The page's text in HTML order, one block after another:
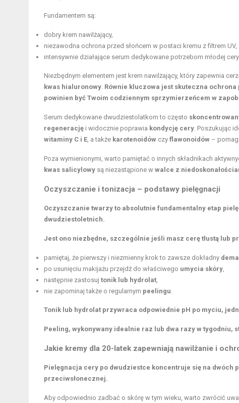
Fundamentem są:
dobry krem nawilżający,
niezawodna ochrona przed słońcem w postaci kremu z filtrem UV,
intensywnie działające serum dedykowane potrzebom młodej cery.
Niezbędnym elementem jest krem nawilżający, który zapewnia
kwas hialuronowy Równie kluczowa jest skuteczna
powinien być Twoim codziennym sprzymierzeńcem w
Serum dedykowane dwudziestolatkom to często
regenerację i widocznie poprawia kondycję cery . Poszukując
witaminy C i E , a także karotenoidów czy flawonoidów –
Poza wymienionymi, warto pamiętać o innych składnikach
kwas salicylowy są niezastąpione w walce z
Oczyszczanie i tonizacja – podstawy pielęgnacji
Oczyszczanie twarzy to absolutnie fundamentalny etap
dwudziestoletnich.
Jest ono niezbędne, szczególnie jeśli masz cerę tłustą lub
pamiętaj, że pierwszy i niezmienny krok to zawsze dokładny
po usunięciu makijażu przejdź do właściwego umycia skóry
następnie zastosuj tonik lub hydrolat
nie zapominaj także o regularnym peelingu
Tonik lub hydrolat przywraca odpowiednie pH po myciu,
Peeling, wykonywany idealnie raz lub dwa razy w tygodniu,
Jakie kremy dla 20-latek zapewniają nawilżanie i
Pielęgnacja cery po dwudziestce koncentruje się na dwóch
przeciwsłonecznej.
Aby odpowiednio zadbać o skórę w tym wieku, warto zwrócić